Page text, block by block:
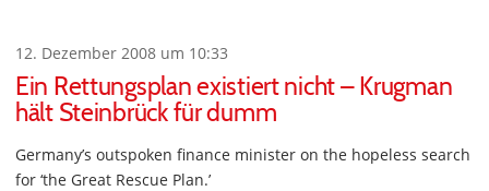
12. Dezember 2008 um 10:33
Ein Rettungsplan existiert nicht – Krugman
hält Steinbrück für dumm
Germany’s outspoken finance minister on the hopeless search
for ‘the Great Rescue Plan.’